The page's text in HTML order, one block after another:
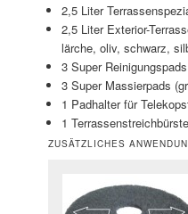
2,5 Liter
2,5 Liter Exterior-
lärche, oliv, schwarz,
3 Super
3 Super Massierpads
1 Padhalter für
1
ZUSÄTZLICHES